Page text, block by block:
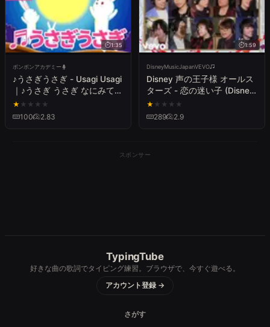
1:35
ボンボンアカデミー
♪うさぎうさぎ - Usagi Usagi
｜♪うさぎ うさぎ なにみては
ねる【日本の歌・唱歌】
★ ★ ★ ★ ★
100 2.83
1:59
DisneyMusicJapanVEVO
Disney 声の王子様 オールス
ターズ - 恋の迷い子 (Disney
声の王子様 オールスターズ)
★ ★ ★ ★ ★
289 2.9
スポンサー
TypingTube
好きな曲の歌詞でタイピング練習。ブラウザで、今すぐ遊べる。
アカウント登録 →
さがす